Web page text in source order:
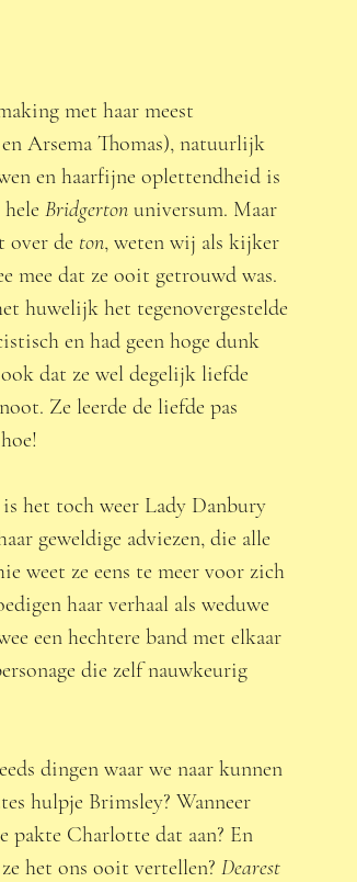
met haar meest
Arsema Thomas), natuurlijk
en haarfijne oplettendheid is
Bridgerton universum. Maar
over de ton, weten wij als kijker
mee dat ze ooit getrouwd was.
huwelijk het tegenovergestelde
en had geen hoge dunk
dat ze wel degelijk liefde
Ze leerde de liefde pas
het toch weer Lady Danbury
geweldige adviezen, die alle
weet ze eens te meer voor zich
haar verhaal als weduwe
een hechtere band met elkaar
die zelf nauwkeurig
dingen waar we naar kunnen
hulpje Brimsley? Wanneer
pakte Charlotte dat aan? En
het ons ooit vertellen? Dearest